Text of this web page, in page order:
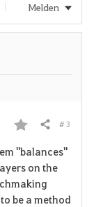
i
Melden
F
a
v
Teilen # 3
"balances"
on the
be a method